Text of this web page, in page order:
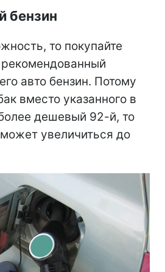
бензин
то покупайте
авто бензин. Потому
вместо указанного в
дешевый 92-й, то
увеличиться до